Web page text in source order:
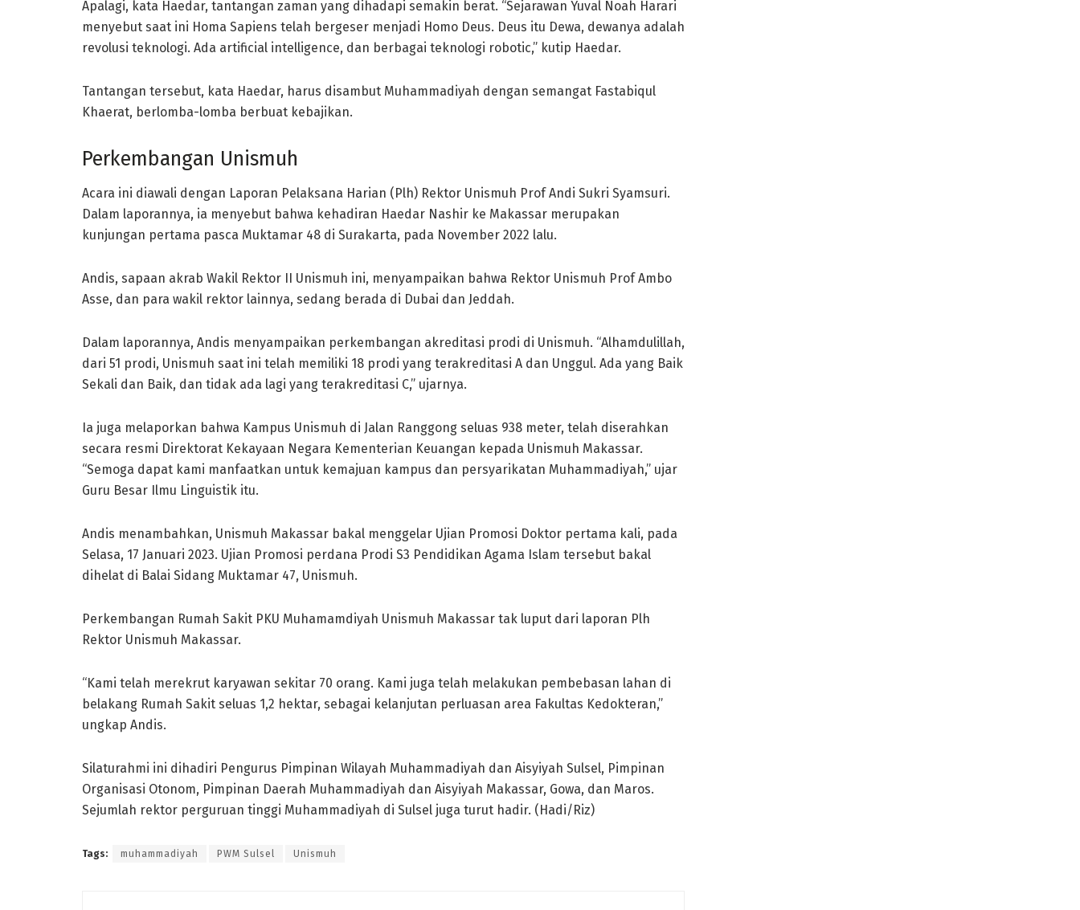
Apalagi, kata Haedar, tantangan zaman yang dihadapi semakin berat. “Sejarawan Yuval Noah Harari
menyebut saat ini Homa Sapiens telah bergeser menjadi Homo Deus. Deus itu Dewa, dewanya adalah
revolusi teknologi. Ada artificial intelligence, dan berbagai teknologi robotic,” kutip Haedar.
Tantangan tersebut, kata Haedar, harus disambut Muhammadiyah dengan semangat Fastabiqul
Khaerat, berlomba-lomba berbuat kebajikan.
Perkembangan Unismuh
Acara ini diawali dengan Laporan Pelaksana Harian (Plh) Rektor Unismuh Prof Andi Sukri Syamsuri.
Dalam laporannya, ia menyebut bahwa kehadiran Haedar Nashir ke Makassar merupakan
kunjungan pertama pasca Muktamar 48 di Surakarta, pada November 2022 lalu.
Andis, sapaan akrab Wakil Rektor II Unismuh ini, menyampaikan bahwa Rektor Unismuh Prof Ambo
Asse, dan para wakil rektor lainnya, sedang berada di Dubai dan Jeddah.
Dalam laporannya, Andis menyampaikan perkembangan akreditasi prodi di Unismuh. “Alhamdulillah,
dari 51 prodi, Unismuh saat ini telah memiliki 18 prodi yang terakreditasi A dan Unggul. Ada yang Baik
Sekali dan Baik, dan tidak ada lagi yang terakreditasi C,” ujarnya.
Ia juga melaporkan bahwa Kampus Unismuh di Jalan Ranggong seluas 938 meter, telah diserahkan
secara resmi Direktorat Kekayaan Negara Kementerian Keuangan kepada Unismuh Makassar.
“Semoga dapat kami manfaatkan untuk kemajuan kampus dan persyarikatan Muhammadiyah,” ujar
Guru Besar Ilmu Linguistik itu.
Andis menambahkan, Unismuh Makassar bakal menggelar Ujian Promosi Doktor pertama kali, pada
Selasa, 17 Januari 2023. Ujian Promosi perdana Prodi S3 Pendidikan Agama Islam tersebut bakal
dihelat di Balai Sidang Muktamar 47, Unismuh.
Perkembangan Rumah Sakit PKU Muhamamdiyah Unismuh Makassar tak luput dari laporan Plh
Rektor Unismuh Makassar.
“Kami telah merekrut karyawan sekitar 70 orang. Kami juga telah melakukan pembebasan lahan di
belakang Rumah Sakit seluas 1,2 hektar, sebagai kelanjutan perluasan area Fakultas Kedokteran,”
ungkap Andis.
Silaturahmi ini dihadiri Pengurus Pimpinan Wilayah Muhammadiyah dan Aisyiyah Sulsel, Pimpinan
Organisasi Otonom, Pimpinan Daerah Muhammadiyah dan Aisyiyah Makassar, Gowa, dan Maros.
Sejumlah rektor perguruan tinggi Muhammadiyah di Sulsel juga turut hadir. (Hadi/Riz)
Tags: muhammadiyah PWM Sulsel Unismuh